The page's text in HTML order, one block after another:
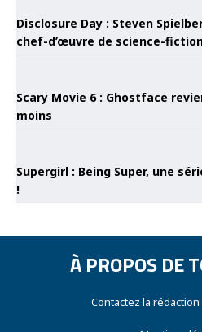
Disclosure Day : Steven
chef-d’œuvre de science-
Scary Movie 6 : Ghostface
moins
Supergirl : Being Super, une
!
À PROPOS DE
Contactez la